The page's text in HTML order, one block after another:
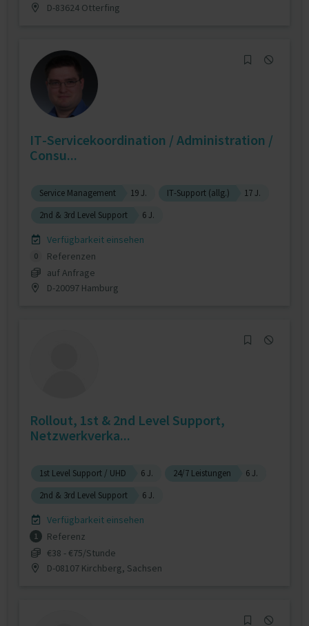
D-83624 Otterfing
IT-Servicekoordination / Administration /
Consu...
Service Management 19 J. IT-Support (allg.)
17 J.
2nd & 3rd Level Support
6 J.
Verfügbarkeit einsehen
0
Referenzen
auf Anfrage
D-20097 Hamburg
Rollout, 1st & 2nd Level Support,
Netzwerkverka...
1st Level Support / UHD 6 J. 24/7 Leistungen
6 J.
2nd & 3rd Level Support
6 J.
Verfügbarkeit einsehen
1
Referenz
€38 - €75/Stunde
D-08107 Kirchberg, Sachsen